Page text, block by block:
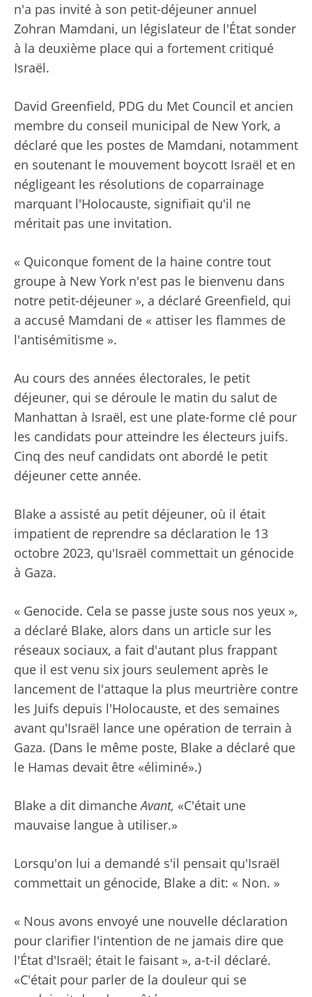
n'a pas invité à son petit-déjeuner annuel
Zohran Mamdani, un législateur de l'État sonder
à la deuxième place qui a fortement critiqué
Israël.
David Greenfield, PDG du Met Council et ancien
membre du conseil municipal de New York, a
déclaré que les postes de Mamdani, notamment
en soutenant le mouvement boycott Israël et en
négligeant les résolutions de coparrainage
marquant l'Holocauste, signifiait qu'il ne
méritait pas une invitation.
« Quiconque foment de la haine contre tout
groupe à New York n'est pas le bienvenu dans
notre petit-déjeuner », a déclaré Greenfield, qui
a accusé Mamdani de « attiser les flammes de
l'antisémitisme ».
Au cours des années électorales, le petit
déjeuner, qui se déroule le matin du salut de
Manhattan à Israël, est une plate-forme clé pour
les candidats pour atteindre les électeurs juifs.
Cinq des neuf candidats ont abordé le petit
déjeuner cette année.
Blake a assisté au petit déjeuner, où il était
impatient de reprendre sa déclaration le 13
octobre 2023, qu'Israël commettait un génocide
à Gaza.
« Genocide. Cela se passe juste sous nos yeux »,
a déclaré Blake, alors dans un article sur les
réseaux sociaux, a fait d'autant plus frappant
que il est venu six jours seulement après le
lancement de l'attaque la plus meurtrière contre
les Juifs depuis l'Holocauste, et des semaines
avant qu'Israël lance une opération de terrain à
Gaza. (Dans le même poste, Blake a déclaré que
le Hamas devait être «éliminé».)
Blake a dit dimancheAvant, «C'était une
mauvaise langue à utiliser.»
Lorsqu'on lui a demandé s'il pensait qu'Israël
commettait un génocide, Blake a dit: « Non. »
« Nous avons envoyé une nouvelle déclaration
pour clarifier l'intention de ne jamais dire que
l'État d'Israël; était le faisant », a-t-il déclaré.
«C'était pour parler de la douleur qui se